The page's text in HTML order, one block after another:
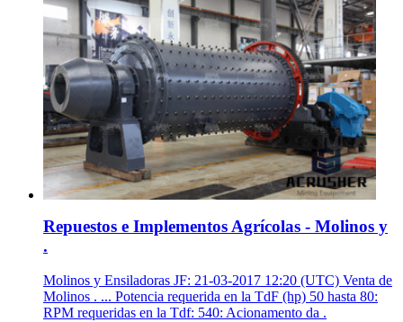
Repuestos e Implementos Agrícolas - Molinos y
.
Molinos y Ensiladoras JF: 21-03-2017 12:20 (UTC) Venta de
Molinos . ... Potencia requerida en la TdF (hp) 50 hasta 80:
RPM requeridas en la Tdf: 540: Acionamento da .